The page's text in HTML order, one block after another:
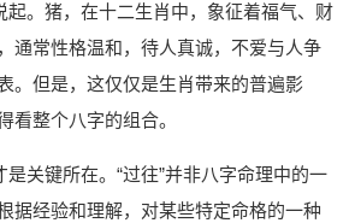
起。猪，在十二生肖中，象征着福气、财
通常性格温和，待人真诚，不爱与人争
。但是，这仅仅是生肖带来的普遍影
看整个八字的组合。
是关键所在。“过往”并非八字命理中的一
据经验和理解，对某些特定命格的一种